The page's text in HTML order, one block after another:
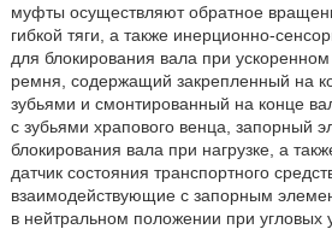
муфты осуществляют обратное
гибкой тяги, а также инерционно-
для блокирования вала при
ремня, содержащий закрепленный на
зубьями и смонтированный на конце
с зубьями храпового венца, запорный
блокирования вала при нагрузке, а
датчик состояния транспортного
взаимодействующие с запорным
в нейтральном положении при угловых